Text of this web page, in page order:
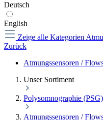
Deutsch
English
Zeige alle Kategorien
Zurück
Atmungssensoren /
Unser Sortiment
Polysomnographie (PSG)
Atmungssensoren /